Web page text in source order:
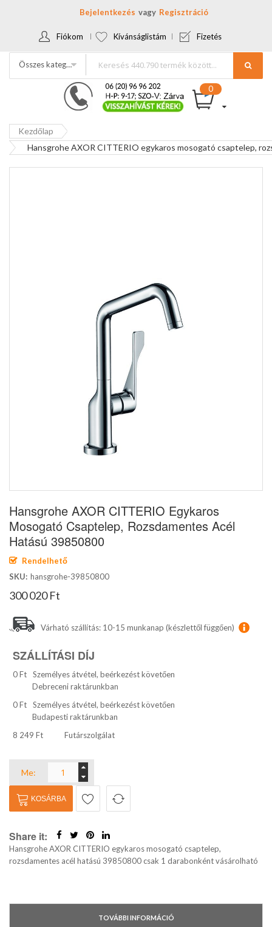
Bejelentkezés Regisztráció
Fiókom Kívánságlistám Fizetés
Összes kategória
Kezdőlap
Hansgrohe AXOR CITTERIO egykaros mosogató csaptelep,
a
képgaléria
elejére
Hansgrohe AXOR CITTERIO Egykaros
Mosogató Csaptelep, Rozsdamentes Acél
Hatású 39850800
Rendelhető
SKU hansgrohe-39850800
300 020 Ft
Várható szállítás: 10-15 munkanap (készlettől függően)
SZÁLLÍTÁSI DÍJ
0 Ft
Személyes átvétel, beérkezést követően
Debreceni raktárunkban
0 Ft
Személyes átvétel, beérkezést követően
Budapesti raktárunkban
8 249 Ft
Futárszolgálat
Me:
KOSÁRBA
Share it:
Hansgrohe AXOR CITTERIO egykaros mosogató csaptelep,
rozsdamentes acél hatású 39850800 csak 1 darabonként vásárolható
TOVÁBBI INFORMÁCIÓ